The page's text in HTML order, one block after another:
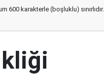
600 karakterle (boşluklu) sınırlıdır.